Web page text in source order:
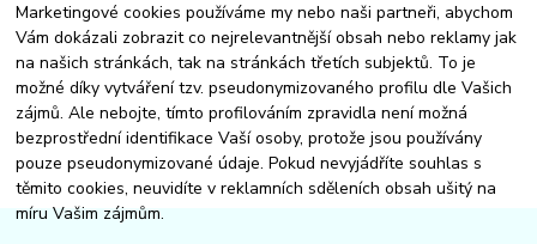
Marketingové cookies používáme my nebo naši partneři, abychom
Vám dokázali zobrazit co nejrelevantnější obsah nebo reklamy jak
na našich stránkách, tak na stránkách třetích subjektů. To je
možné díky vytváření tzv. pseudonymizovaného profilu dle Vašich
zájmů. Ale nebojte, tímto profilováním zpravidla není možná
bezprostřední identifikace Vaší osoby, protože jsou používány
pouze pseudonymizované údaje. Pokud nevyjádříte souhlas s
těmito cookies, neuvidíte v reklamních sděleních obsah ušitý na
míru Vašim zájmům.